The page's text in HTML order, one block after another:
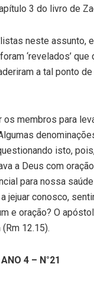
3 do livro de
neste
‘revelados’
a tal ponto
os membros para
isto,
a Deus com
para nossa
jejuar conosco,
e oração? O
12.15).
4 – N°21